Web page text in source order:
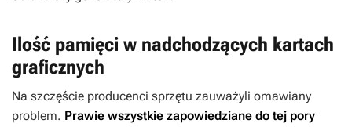
Ilość pamięci w nadchodzących kartach
graficznych
Na szczęście producenci sprzętu zauważyli omawiany
problem. Prawie wszystkie zapowiedziane do tej pory